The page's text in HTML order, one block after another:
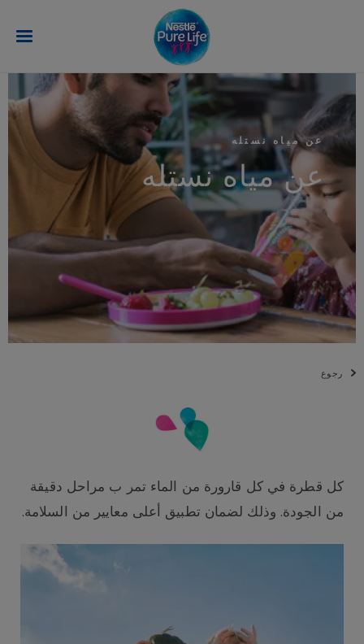
تجاوز إلى المحتوى الرئيسي
عن مياه نستله
عن مياه نستله
رجوع
كل قطرة في كل قارورة من الماء تمر ب مراحل دقيقة
من الجودة. وذلك لضمان تطبيق أعلى معايير من السلامة.